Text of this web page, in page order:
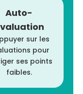
Auto-
sur les
pour
ses points
faibles.